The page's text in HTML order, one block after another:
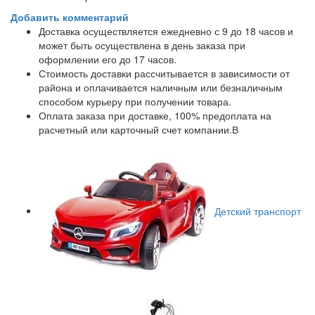
Добавить комментарий
Доставка осуществляется ежедневно с 9 до 18 часов и
может быть осуществлена в день заказа при
оформлении его до 17 часов.
Стоимость доставки рассчитывается в зависимости от
района и оплачивается наличным или безналичным
способом курьеру при получении товара.
Оплата заказа при доставке, 100% предоплата на
расчетный или карточный счет компании.В
Детский транспорт